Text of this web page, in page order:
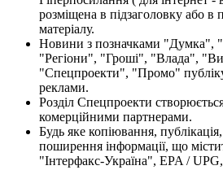
розміщена в підзаголовку або в
матеріалу.
Новини з позначками "Думка",
"Регіони", "Гроші", "Влада",
"Спецпроекти", "Промо"
реклами.
Розділ Спецпроекти
комерційними партнерами.
Будь яке копіювання,
поширення інформації, що
"Інтерфакс-Україна", EPA /